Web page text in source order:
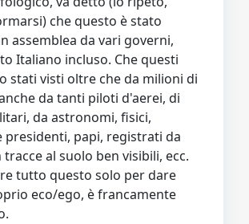
che questo è stato
assemblea da vari governi,
Italiano incluso. Che questi
stati visti oltre che da milioni di
da tanti piloti d'aerei, di
da astronomi, fisici,
presidenti, papi, registrati da
tracce al suolo ben visibili, ecc.
tutto questo solo per dare
eco/ego, è francamente